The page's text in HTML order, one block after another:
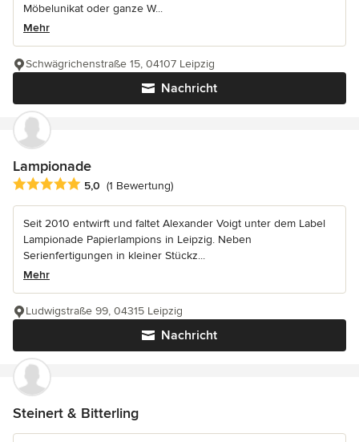
Möbelunikat oder ganze W...
Mehr
Nachricht
Schwägrichenstraße 15, 04107 Leipzig
Lampionade
Durchschnittliche Bewertung: 5 von 5 Sternen
5,0 (1 Bewertung)
Seit 2010 entwirft und faltet Alexander Voigt unter dem Label
Lampionade Papierlampions in Leipzig. Neben
Serienfertigungen in kleiner Stückz...
Mehr
Nachricht
Ludwigstraße 99, 04315 Leipzig
Steinert & Bitterling